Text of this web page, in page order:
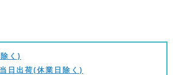
く)
日出荷(休業日除く)